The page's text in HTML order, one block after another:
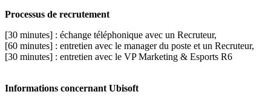
Processus de recrutement
[30 minutes] : échange téléphonique avec un Recruteur,
[60 minutes] : entretien avec le manager du poste et un Recruteur,
[30 minutes] : entretien avec le VP Marketing & Esports R6
Informations concernant Ubisoft